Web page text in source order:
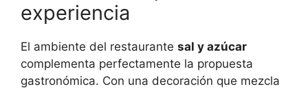
experiencia
El ambiente del restaurante sal y azúcar
complementa perfectamente la propuesta
gastronómica. Con una decoración que mezcla